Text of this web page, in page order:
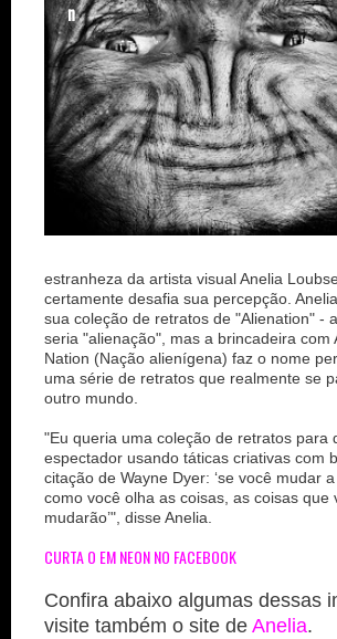
n
estranheza da artista visual Anelia
certamente desafia sua percepção.
sua coleção de retratos de "Alienation" -
seria "alienação", mas a brincadeira com
Nation (Nação alienígena) faz o nome
uma série de retratos que realmente se
outro mundo.
"Eu queria uma coleção de retratos para
espectador usando táticas criativas com
citação de Wayne Dyer: ‘se você mudar
como você olha as coisas, as coisas que
mudarão’", disse Anelia.
CURTA O EM NEON NO FACEBOOK
Confira abaixo algumas dessas
visite também o site de Anelia.